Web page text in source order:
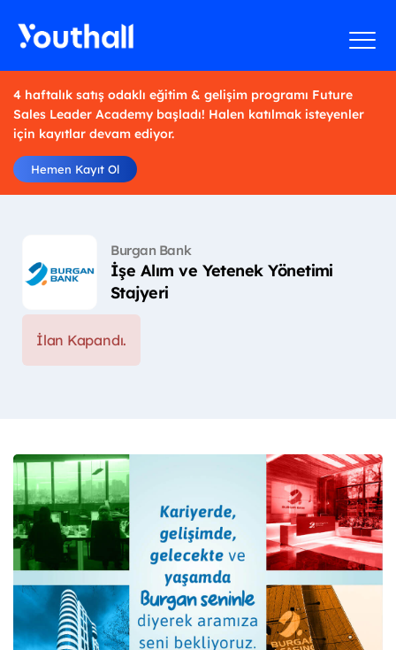
4 haftalık satış odaklı eğitim & gelişim programı Future
Sales Leader Academy başladı! Halen katılmak isteyenler
için kayıtlar devam ediyor.
Hemen Kayıt Ol
Burgan Bank
İşe Alım ve Yetenek Yönetimi
Stajyeri
İlan Kapandı.